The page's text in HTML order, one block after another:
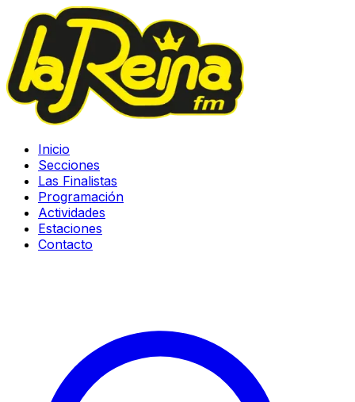
Inicio
Secciones
Las Finalistas
Programación
Actividades
Estaciones
Contacto